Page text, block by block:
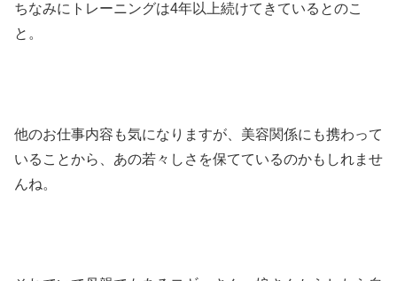
ちなみにトレーニングは4年以上続けてきているとのこ
と。
他のお仕事内容も気になりますが、美容関係にも携わって
いることから、あの若々しさを保てているのかもしれませ
んね。